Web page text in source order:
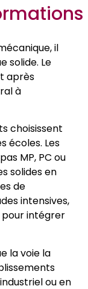
il
solide. Le
après
à
choisissent
écoles. Les
MP, PC ou
solides en
de
intensives,
pour intégrer
la voie la
ou en